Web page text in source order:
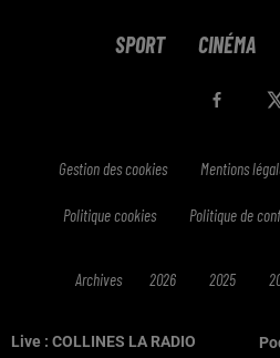
Live : COLLINES LA RADIO
SPORT CINÉMA
Gestion des cookies Mentions
Politique cookies Politique de
Archives 2026 2025